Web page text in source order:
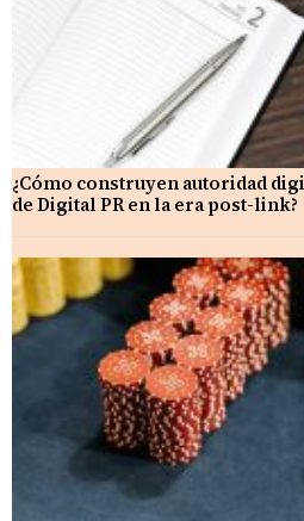
¿Cómo construyen autoridad
de Digital PR en la era post-link?